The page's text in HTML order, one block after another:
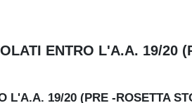
ENTRO L'A.A. 19/20
L'A.A. 19/20 (PRE -ROSETTA